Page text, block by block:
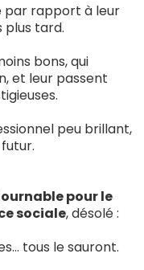
par rapport à leur
plus tard.
bons, qui
et leur passent
peu brillant,
pour le
sociale, désolé :
tous le sauront.